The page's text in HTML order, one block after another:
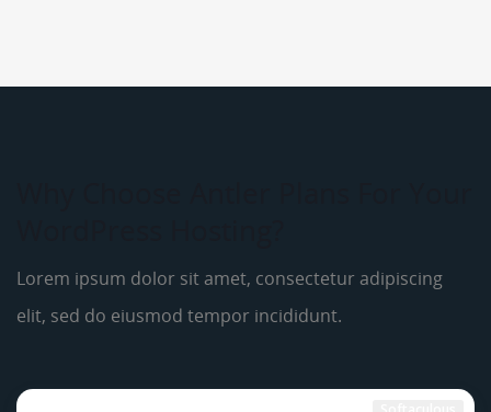
Lorem ipsum dolor sit amet, consectetur adipiscing
elit, sed do eiusmod tempor incididunt.